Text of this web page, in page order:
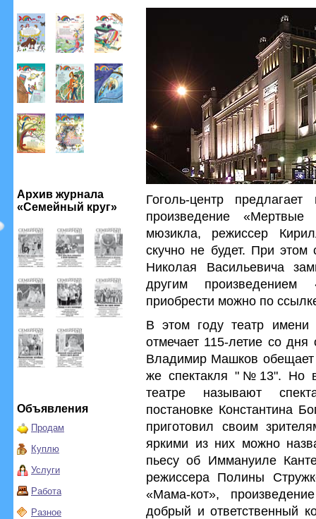
Архив журнала
«Семейный круг»
Объявления
Продам
Куплю
Услуги
Работа
Разное
Гоголь-центр
произведение
мюзикла, режиссер
скучно не будет. При этом
Николая Васильевича
другим
приобрести можно по
В этом году театр имени
отмечает 115-летие со
Владимир Машков обещает
же спектакля "№13". Но
театре называют
постановке Константина
приготовил своим
яркими из них можно
пьесу об Иммануиле
режиссера Полины
«Мама-кот»,
добрый и ответственный